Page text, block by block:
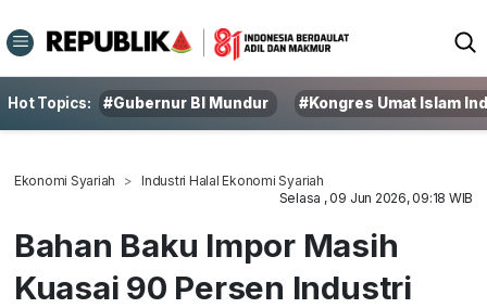
Hot Topics: #Gubernur BI Mundur #Kongres Umat Islam
Ekonomi Syariah
Industri Halal Ekonomi Syariah
Selasa , 09 Jun 2026, 09:18 WIB
Bahan Baku Impor Masih
Kuasai 90 Persen Industri